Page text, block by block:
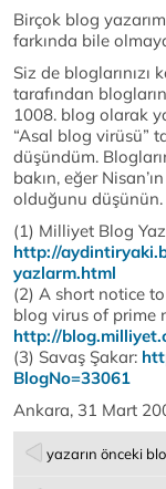
Birçok blog
farkında bile
Siz de
tarafından
1008. blog olarak
“Asal blog virüsü”
düşündüm.
bakın, eğer
olduğunu düşünün.
(1) Milliyet Blog
http://
yazlarm.html
(2) A short notice
blog virus of prime
http://
(3) Savaş Şakar:
BlogNo=33061
Ankara, 31 Mart
yazarın önceki